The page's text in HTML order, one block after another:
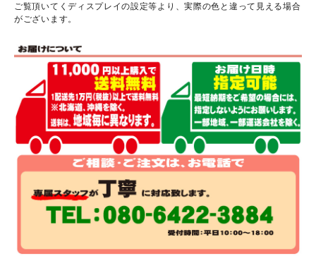
ご覧頂いてくディスプレイの設定等より、実際の色と違って見える場合
がございます。